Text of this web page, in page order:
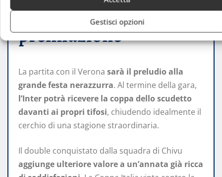
Gestisci opzioni
premiazione
La partita con il Verona sarà il preludio alla
grande festa nerazzurra. Al termine della gara,
l’Inter potrà ricevere la coppa dello scudetto
davanti ai propri tifosi, chiudendo idealmente il
cerchio di una stagione straordinaria.
Il double conquistato dalla squadra di Chivu
aggiunge ulteriore valore a un’annata già ricca